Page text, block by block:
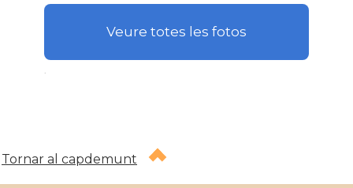
Veure totes les fotos
Tornar al capdemunt